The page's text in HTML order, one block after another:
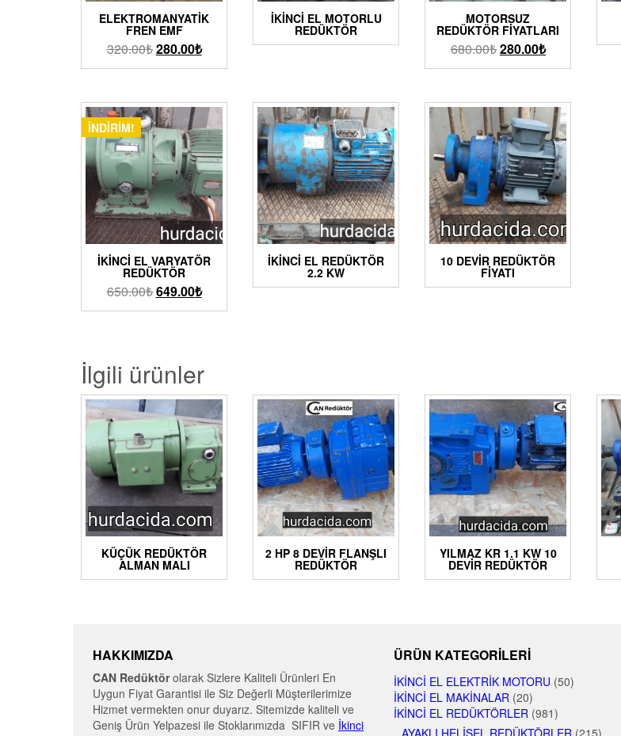
ELEKTROMANYATIK
FREN EMF
320.00₺280.00₺
İKINCI EL MOTORLU
REDÜKTÖR
MOTORSUZ
REDÜKTÖR FIYATLARI
680.00₺280.00₺
İNDIRIM!
İKINCI EL VARYATÖR
REDÜKTÖR
650.00₺649.00₺
İKİNCİ EL REDÜKTÖR
2.2 KW
10 DEVIR REDÜKTÖR
FIYATI
İlgili ürünler
KÜÇÜK REDÜKTÖR
ALMAN MALI
2 HP 8 DEVIR FLANŞLI
REDÜKTÖR
YILMAZ KR 1.1 KW 10
DEVIR REDÜKTÖR
HAKKIMIZDA
CAN Redüktörolarak Sizlere Kaliteli Ürünleri En
Uygun Fiyat Garantisi ile Siz Değerli Müşterilerimize
Hizmet vermekten onur duyarız. Sitemizde kaliteli ve
Geniş Ürün Yelpazesi ile Stoklarımızda SIFIR ve İkinci
ÜRÜN KATEGORILERI
İKINCI EL ELEKTRIK MOTORU (50)
İKINCI EL MAKINALAR (20)
İKINCI EL REDÜKTÖRLER (981)